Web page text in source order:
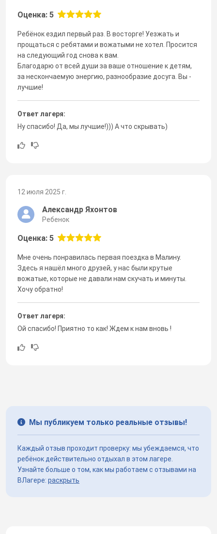
Оценка: 5
Ребёнок ездил первый раз. В восторге! Уезжать и
прощаться с ребятами и вожатыми не хотел. Просится
на следующий год снова к вам.
Благодарю от всей души за ваше отношение к детям,
за нескончаемую энергию, разнообразие досуга. Вы -
лучшие!
Ответ лагеря:
Ну спасибо! Да, мы лучшие!))) А что скрывать)
12 июля 2025 г.
Александр Яхонтов
Ребенок
Оценка: 5
Мне очень понравилась первая поездка в Малину.
Здесь я нашёл много друзей, у нас были крутые
вожатые, которые не давали нам скучать и минуты.
Хочу обратно!
Ответ лагеря:
Ой спасибо! Приятно то как! Ждем к нам вновь !
Мы публикуем только реальные отзывы!
Каждый отзыв проходит проверку: мы убеждаемся, что
ребёнок действительно отдыхал в этом лагере.
Узнайте больше о том, как мы работаем с отзывами на
ВЛагере: раскрыть